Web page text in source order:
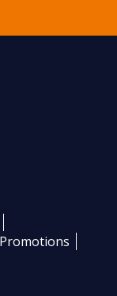
Promotions